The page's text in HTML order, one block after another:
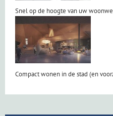
Snel op de hoogte van uw
Compact wonen in de stad (en